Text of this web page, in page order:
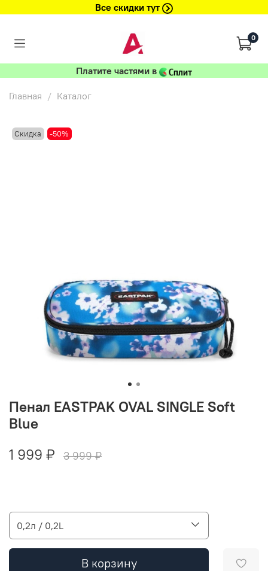
Все скидки тут
0
Платите частями в
Главная Каталог
Скидка -50%
Пенал EASTPAK OVAL SINGLE Soft
Blue
1 999 ₽
3 999 ₽
0,2л / 0,2L
В корзину